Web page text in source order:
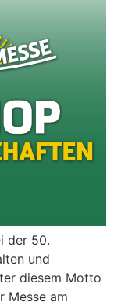
der 50.
und
diesem Motto
Messe am